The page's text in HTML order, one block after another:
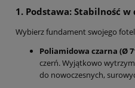
1. Podstawa: Stabilność
Wybierz fundament swojego
Poliamidowa czarna (Ø
czerń. Wyjątkowo
do nowoczesnych,